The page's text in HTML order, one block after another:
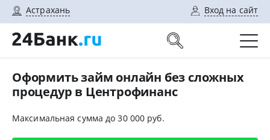
Астрахань Вход на сайт
Оформить займ онлайн без сложных
процедур в Центрофинанс
Максимальная сумма до 30 000 руб.